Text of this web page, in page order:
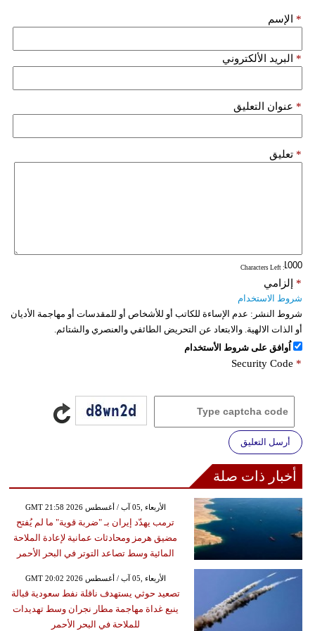
الإسم *
البريد الألكتروني *
عنوان التعليق *
تعليق *
: Characters Left
إلزامي *
شروط الاستخدام
شروط النشر: عدم الإساءة للكاتب أو للأشخاص أو للمقدسات أو مهاجمة الأديان
أو الذات الالهية. والابتعاد عن التحريض الطائفي والعنصري والشتائم.
اُوافق على شروط الأستخدام
Security Code *
أرسل التعليق
أخبار ذات صلة
GMT 21:58 2026 الأربعاء ,05 آب / أغسطس
ترمب يهدّد إيران بـ "ضربة قوية" ما لم يُفتح
مضيق هرمز ومحادثات عمانية لإعادة الملاحة
المائية وسط تصاعد التوتر في البحر الأحمر
GMT 20:02 2026 الأربعاء ,05 آب / أغسطس
تصعيد حوثي يستهدف ناقلة نفط سعودية قبالة
ينبع غداة مهاجمة مطار نجران وسط تهديدات
للملاحة في البحر الأحمر